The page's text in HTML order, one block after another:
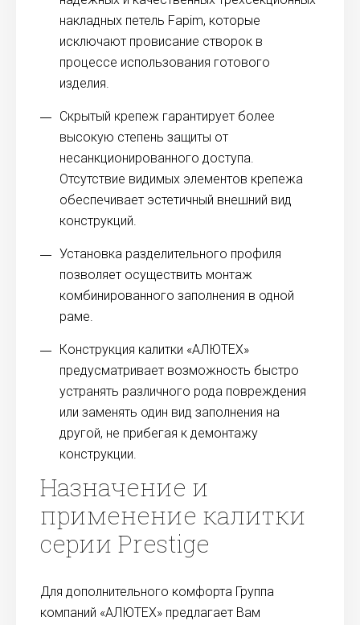
накладных петель Fapim, которые
исключают провисание створок в
процессе использования готового
изделия.
Скрытый крепеж гарантирует более
высокую степень защиты от
несанкционированного доступа.
Отсутствие видимых элементов крепежа
обеспечивает эстетичный внешний вид
конструкций.
Установка разделительного профиля
позволяет осуществить монтаж
комбинированного заполнения в одной
раме.
Конструкция калитки «АЛЮТЕХ»
предусматривает возможность быстро
устранять различного рода повреждения
или заменять один вид заполнения на
другой, не прибегая к демонтажу
конструкции.
Назначение и
применение калитки
серии Prestige
Для дополнительного комфорта Группа
компаний «АЛЮТЕХ» предлагает Вам